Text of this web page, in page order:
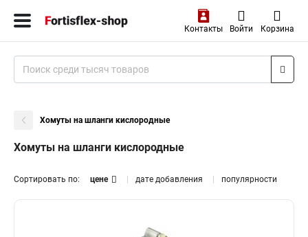
Контакты Войти Корзина
Хомуты на шланги кислородные
Хомуты на шланги кислородные
Сортировать по: цене дате добавления популярности